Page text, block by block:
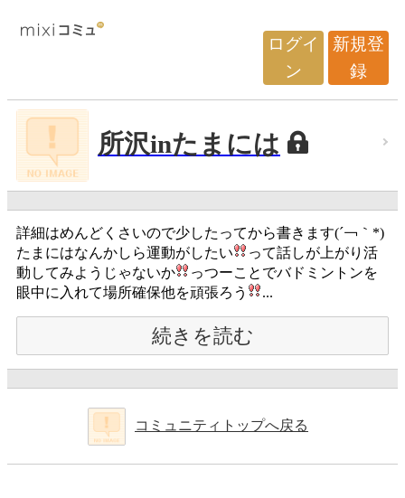
ログイ
ン
新規登
録
所沢inたまには
詳細はめんどくさいので少したってから書きます(´￢｀*)
たまにはなんかしら運動がしたい
って話しが上がり活
動してみようじゃないか
っつーことでバドミントンを
眼中に入れて場所確保他を頑張ろう
...
続きを読む
コミュニティトップへ戻る